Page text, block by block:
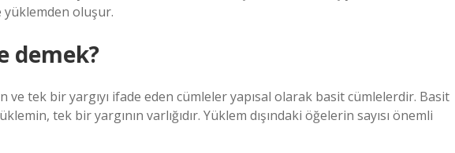
yüklemden oluşur.
demek?
ve tek bir yargıyı ifade eden cümleler yapısal olarak basit cümlelerdir. Basit
tek bir yargının varlığıdır. Yüklem dışındaki öğelerin sayısı önemli